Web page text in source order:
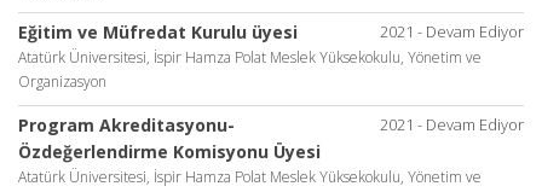
2021 - Devam Ediyor
Eğitim ve Müfredat Kurulu üyesi
Atatürk Üniversitesi, İspir Hamza Polat Meslek Yüksekokulu, Yönetim ve
Organizasyon
2021 - Devam Ediyor
Program Akreditasyonu-
Özdeğerlendirme Komisyonu Üyesi
Atatürk Üniversitesi, İspir Hamza Polat Meslek Yüksekokulu, Yönetim ve